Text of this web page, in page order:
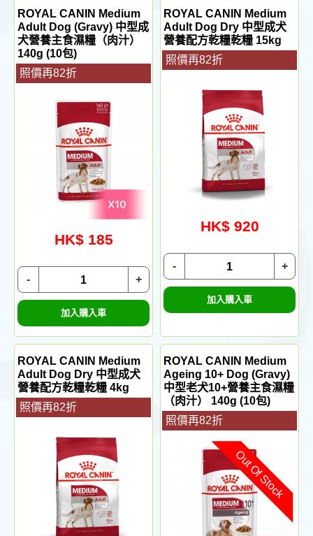
ROYAL CANIN Medium
Adult Dog (Gravy) 中型成
犬營養主食濕糧（肉汁）
140g (10包)
照價再82折
HK$ 185
+
-
加入購入車
ROYAL CANIN Medium
Adult Dog Dry 中型成犬
營養配方乾糧乾糧 15kg
照價再82折
HK$ 920
+
-
加入購入車
ROYAL CANIN Medium
Adult Dog Dry 中型成犬
營養配方乾糧乾糧 4kg
照價再82折
ROYAL CANIN Medium
Ageing 10+ Dog (Gravy)
中型老犬10+營養主食濕糧
（肉汁） 140g (10包)
照價再82折
Out Of Stock